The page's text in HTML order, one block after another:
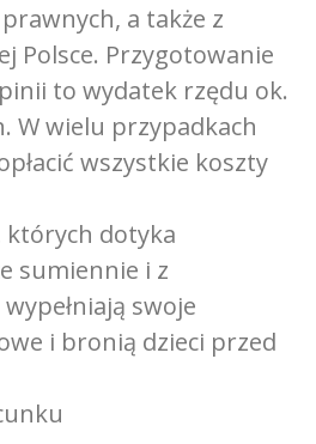
a także z
Polsce. Przygotowanie
to wydatek rzędu ok.
W wielu przypadkach
wszystkie koszty
których dotyka
sumiennie i z
swoje
i bronią dzieci przed